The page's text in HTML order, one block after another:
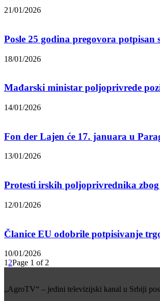
21/01/2026
Posle 25 godina pregovora
18/01/2026
Mađarski ministar poljoprivrede
14/01/2026
Fon der Lajen će 17. januara u
13/01/2026
Protesti irskih poljoprivrednika
12/01/2026
Članice EU odobrile potpisivanje
10/01/2026
1 2Page 1 of 2
„AgroTV“ – jedini televizijski kanal u Srbiji